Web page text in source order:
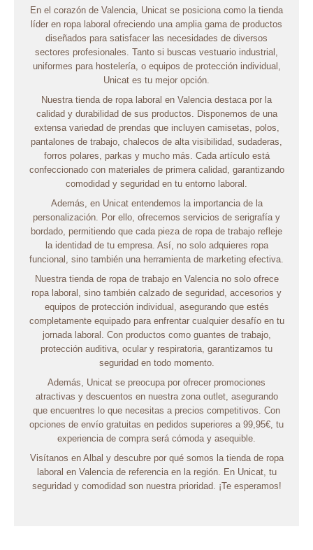
En el corazón de Valencia, Unicat se posiciona como la tienda
líder en ropa laboral ofreciendo una amplia gama de productos
diseñados para satisfacer las necesidades de diversos
sectores profesionales. Tanto si buscas vestuario industrial,
uniformes para hostelería, o equipos de protección individual,
Unicat es tu mejor opción.
Nuestra tienda de ropa laboral en Valencia destaca por la
calidad y durabilidad de sus productos. Disponemos de una
extensa variedad de prendas que incluyen camisetas, polos,
pantalones de trabajo, chalecos de alta visibilidad, sudaderas,
forros polares, parkas y mucho más. Cada artículo está
confeccionado con materiales de primera calidad, garantizando
comodidad y seguridad en tu entorno laboral.
Además, en Unicat entendemos la importancia de la
personalización. Por ello, ofrecemos servicios de serigrafía y
bordado, permitiendo que cada pieza de ropa de trabajo refleje
la identidad de tu empresa. Así, no solo adquieres ropa
funcional, sino también una herramienta de marketing efectiva.
Nuestra tienda de ropa de trabajo en Valencia no solo ofrece
ropa laboral, sino también calzado de seguridad, accesorios y
equipos de protección individual, asegurando que estés
completamente equipado para enfrentar cualquier desafío en tu
jornada laboral. Con productos como guantes de trabajo,
protección auditiva, ocular y respiratoria, garantizamos tu
seguridad en todo momento.
Además, Unicat se preocupa por ofrecer promociones
atractivas y descuentos en nuestra zona outlet, asegurando
que encuentres lo que necesitas a precios competitivos. Con
opciones de envío gratuitas en pedidos superiores a 99,95€, tu
experiencia de compra será cómoda y asequible.
Visítanos en Albal y descubre por qué somos la tienda de ropa
laboral en Valencia de referencia en la región. En Unicat, tu
seguridad y comodidad son nuestra prioridad. ¡Te esperamos!